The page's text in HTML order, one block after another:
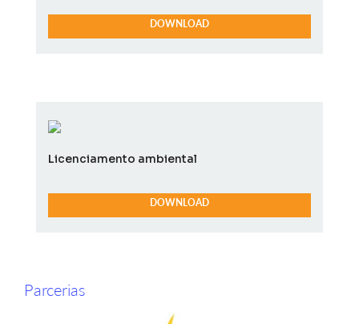
DOWNLOAD
Licenciamento ambiental
DOWNLOAD
Parcerias